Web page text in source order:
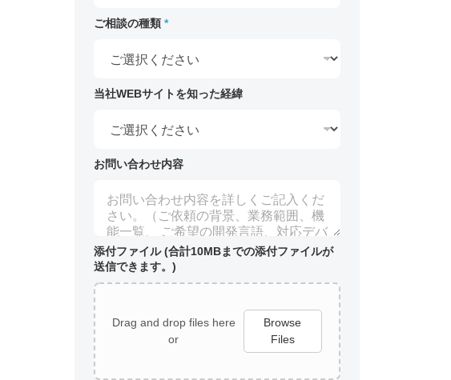
ご相談の種類 *
当社WEBサイトを知った経緯
お問い合わせ内容
添付ファイル (合計10MBまでの添付ファイルが
送信できます。)
Drag and drop files here
or
Browse
Files